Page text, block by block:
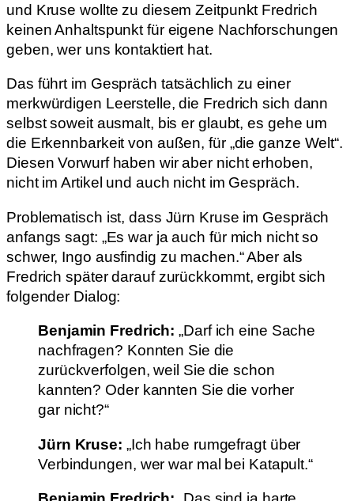
und Kruse wollte zu diesem Zeitpunkt Fredrich
keinen Anhaltspunkt für eigene Nachforschungen
geben, wer uns kontaktiert hat.
Das führt im Gespräch tatsächlich zu einer
merkwürdigen Leerstelle, die Fredrich sich dann
selbst soweit ausmalt, bis er glaubt, es gehe um
die Erkennbarkeit von außen, für „die ganze Welt“.
Diesen Vorwurf haben wir aber nicht erhoben,
nicht im Artikel und auch nicht im Gespräch.
Problematisch ist, dass Jürn Kruse im Gespräch
anfangs sagt: „Es war ja auch für mich nicht so
schwer, Ingo ausfindig zu machen.“ Aber als
Fredrich später darauf zurückkommt, ergibt sich
folgender Dialog:
Benjamin Fredrich: „Darf ich eine Sache
nachfragen? Konnten Sie die
zurückverfolgen, weil Sie die schon
kannten? Oder kannten Sie die vorher
gar nicht?“
Jürn Kruse: „Ich habe rumgefragt über
Verbindungen, wer war mal bei Katapult.“